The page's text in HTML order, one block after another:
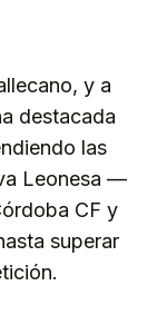
y a
destacada
las
Leonesa —
CF y
superar